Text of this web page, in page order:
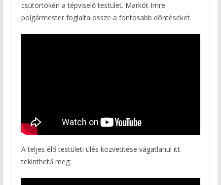
csütörtökén a tépviselő testület. Markót Imre
polgármester foglalta össze a fontosabb döntéseket.
A teljes élő testületi ülés közvetítése vágatlanul itt
tekinthető meg: